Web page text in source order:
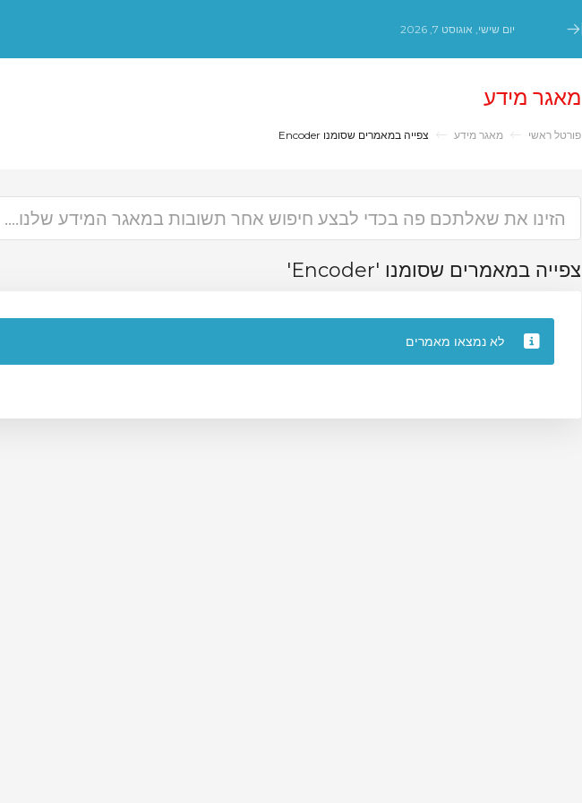
Minimize Menu
יום שישי, אוגוסט 7, 2026
מאגר מידע
פורטל ראשי מאגר מידע צפייה במאמרים שסומנו Encoder
צפייה במאמרים שסומנו 'Encoder'
לא נמצאו מאמרים